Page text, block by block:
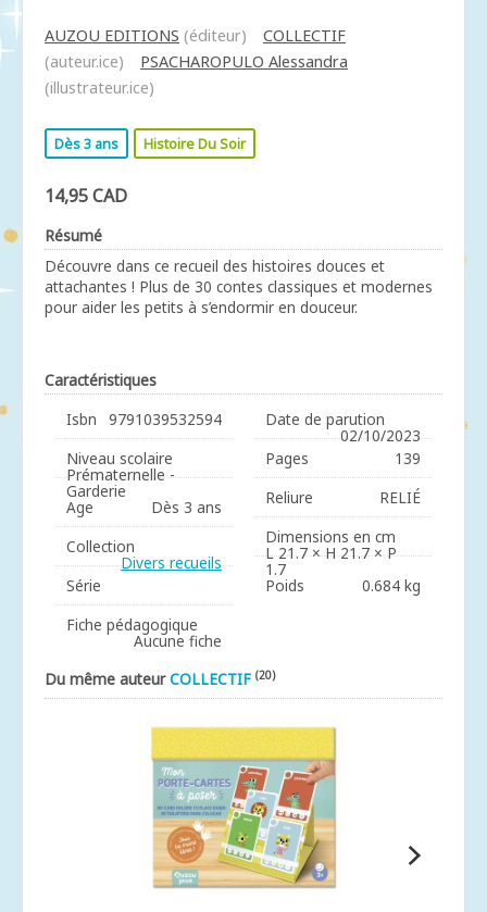
AUZOU EDITIONS (éditeur)
COLLECTIF
(auteur.ice)
PSACHAROPULO Alessandra
(illustrateur.ice)
Dès 3 ans Histoire Du Soir
14,95 CAD
Résumé
Découvre dans ce recueil des histoires douces et
attachantes ! Plus de 30 contes classiques et modernes
pour aider les petits à s’endormir en douceur.
Caractéristiques
Isbn
9791039532594
Niveau scolaire
Prématernelle -
Garderie
Age
Dès 3 ans
Collection
Divers recueils
Série
Fiche pédagogique
Aucune fiche
Date de parution
02/10/2023
Pages
139
Reliure
RELIÉ
Dimensions en cm
L 21.7 × H 21.7 × P
1.7
Poids 0.684 kg
Du même auteurCOLLECTIF (20)